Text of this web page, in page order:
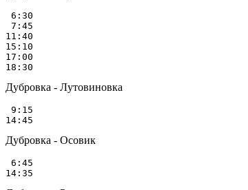
6:30
7:45
11:40
15:10
17:00
Дубровка - Лутовиновка
9:15
Дубровка - Осовик
6:45